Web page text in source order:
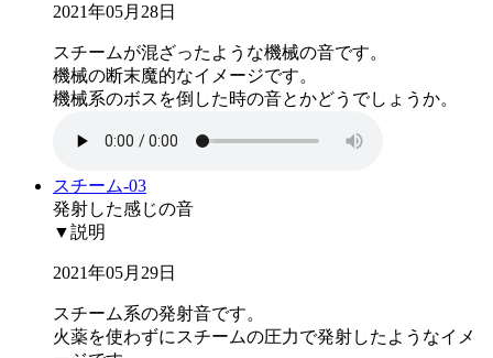
2021年05月28日
スチームが混ざったような機械の音です。
機械の断末魔的なイメージです。
機械系のボスを倒した時の音とかどうでしょうか。
スチーム-03
発射した感じの音
▼説明
2021年05月29日
スチーム系の発射音です。
火薬を使わずにスチームの圧力で発射したようなイメ